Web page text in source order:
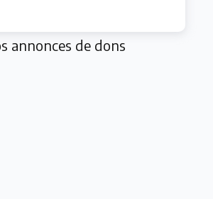
annonces de dons